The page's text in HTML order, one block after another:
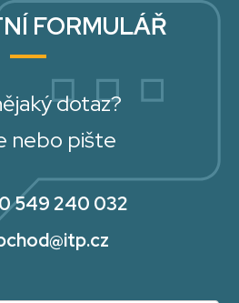
FORMULÁŘ
dotaz?
nebo pište
549 240 032